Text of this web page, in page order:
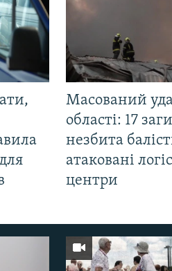
Масований
області: 17
незбита
атаковані
центри